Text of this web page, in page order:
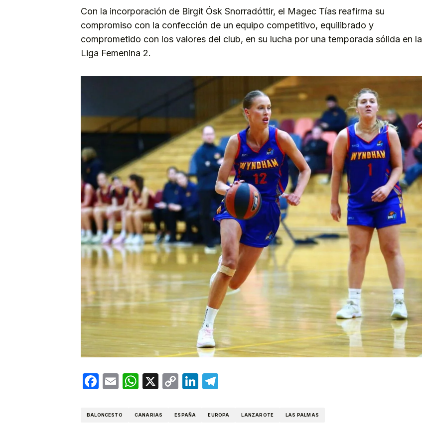
Con la incorporación de Birgit Ósk Snorradóttir, el Magec Tías reafirma su
compromiso con la confección de un equipo competitivo, equilibrado y
comprometido con los valores del club, en su lucha por una temporada sólida en la
Liga Femenina 2.
Facebook
EmailWhatsApp
X
CopyLinkedIn
BALONCESTO CANARIAS ESPAÑA EUROPA LANZAROTE LAS PALMAS